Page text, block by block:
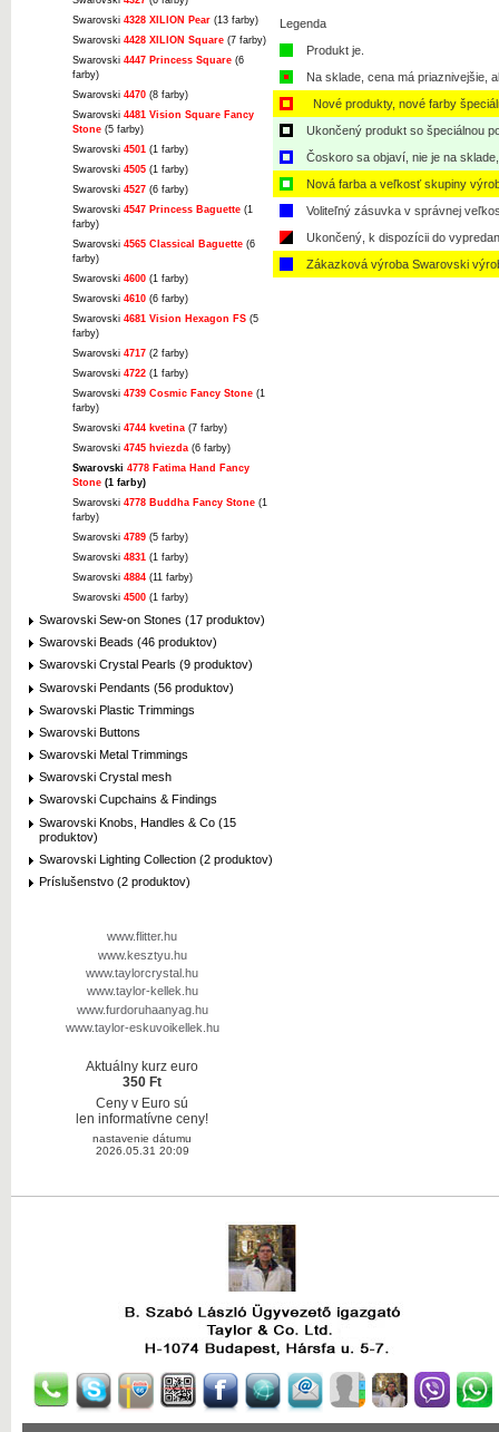
Swarovski 4328 XILION Pear (13 farby)
Swarovski 4428 XILION Square (7 farby)
Swarovski 4447 Princess Square (6
farby)
Swarovski 4470 (8 farby)
Swarovski 4481 Vision Square Fancy
Stone (5 farby)
Swarovski 4501 (1 farby)
Swarovski 4505 (1 farby)
Swarovski 4527 (6 farby)
Swarovski 4547 Princess Baguette (1
farby)
Swarovski 4565 Classical Baguette (6
farby)
Swarovski 4600 (1 farby)
Swarovski 4610 (6 farby)
Swarovski 4681 Vision Hexagon FS (5
farby)
Swarovski 4717 (2 farby)
Swarovski 4722 (1 farby)
Swarovski 4739 Cosmic Fancy Stone (1
farby)
Swarovski 4744 kvetina (7 farby)
Swarovski 4745 hviezda (6 farby)
Swarovski 4778 Fatima Hand Fancy
Stone (1 farby)
Swarovski 4778 Buddha Fancy Stone (1
farby)
Swarovski 4789 (5 farby)
Swarovski 4831 (1 farby)
Swarovski 4884 (11 farby)
Swarovski 4500 (1 farby)
Swarovski Sew-on Stones (17 produktov)
Swarovski Beads (46 produktov)
Swarovski Crystal Pearls (9 produktov)
Swarovski Pendants (56 produktov)
Swarovski Plastic Trimmings
Swarovski Buttons
Swarovski Metal Trimmings
Swarovski Crystal mesh
Swarovski Cupchains & Findings
Swarovski Knobs, Handles & Co (15
produktov)
Swarovski Lighting Collection (2 produktov)
Príslušenstvo (2 produktov)
www.flitter.hu
www.kesztyu.hu
www.taylorcrystal.hu
www.taylor-kellek.hu
www.furdoruhaanyag.hu
www.taylor-eskuvoikellek.hu
Aktuálny kurz euro
350 Ft
Ceny v Euro sú
len informatívne ceny!
nastavenie dátumu
2026.05.31 20:09
Legenda
Produkt je.
Na sklade, cena má priaznivejšie,
Nové produkty, nové farby
Ukončený produkt so špeciálnou
Čoskoro sa objaví, nie je na
Nová farba a veľkosť skupiny
Voliteľný zásuvka v správnej
Ukončený, k dispozícii do
Zákazková výroba Swarovski